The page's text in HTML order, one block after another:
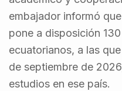
embajador informó
pone a disposición
ecuatorianos, a las
de septiembre de
estudios en ese país.